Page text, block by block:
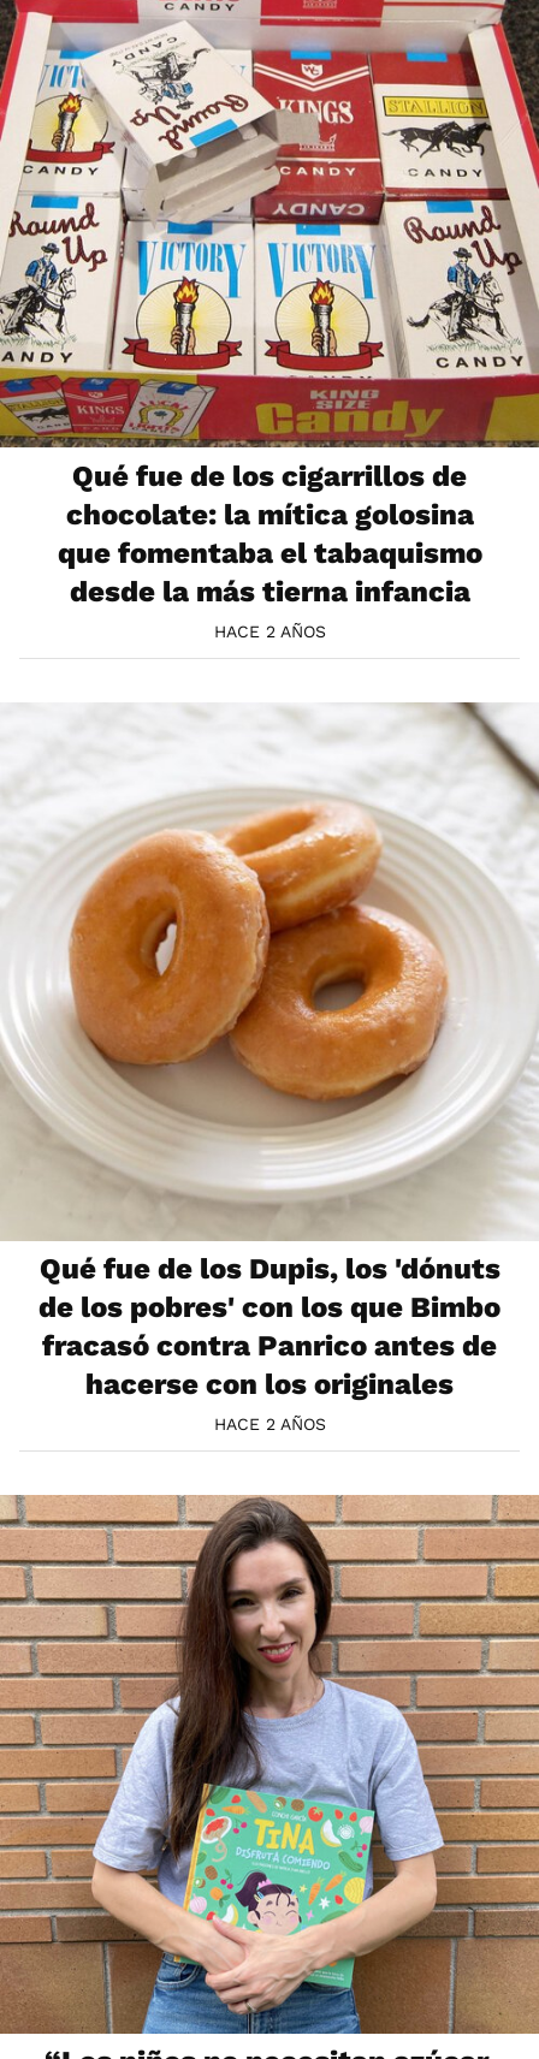
Qué fue de los cigarrillos de
chocolate: la mítica golosina
que fomentaba el tabaquismo
desde la más tierna infancia
HACE 2 AÑOS
Qué fue de los Dupis, los 'dónuts
de los pobres' con los que Bimbo
fracasó contra Panrico antes de
hacerse con los originales
HACE 2 AÑOS